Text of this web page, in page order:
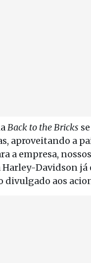
Back to the Bricks
aproveitando a
a empresa,
Harley-Davidson já
divulgado aos